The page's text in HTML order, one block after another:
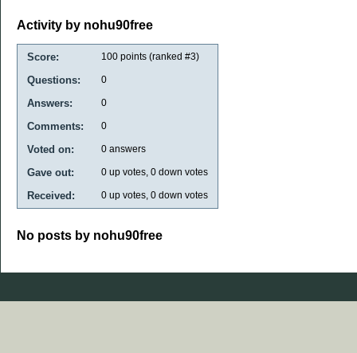
Activity by nohu90free
Score: 100 points (ranked #3)
Questions: 0
Answers: 0
Comments: 0
Voted on: 0 answers
Gave out: 0 up votes, 0 down votes
Received: 0 up votes, 0 down votes
No posts by nohu90free